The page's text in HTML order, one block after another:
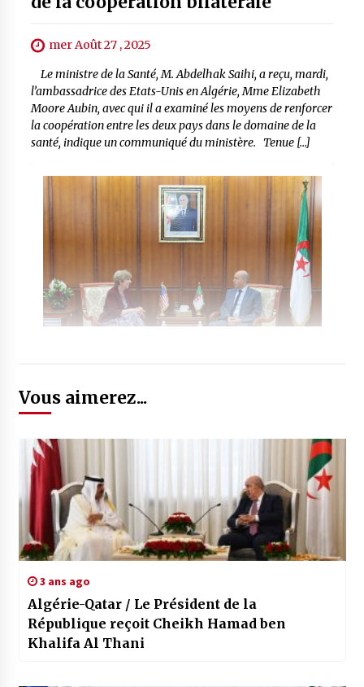
mer Août 27 , 2025
Le ministre de la Santé, M. Abdelhak Saihi, a reçu, mardi,
l’ambassadrice des Etats-Unis en Algérie, Mme Elizabeth
Moore Aubin, avec qui il a examiné les moyens de renforcer
la coopération entre les deux pays dans le domaine de la
santé, indique un communiqué du ministère. Tenue […]
Vous aimerez...
3 ans ago
Algérie-Qatar / Le Président de la
République reçoit Cheikh Hamad ben
Khalifa Al Thani